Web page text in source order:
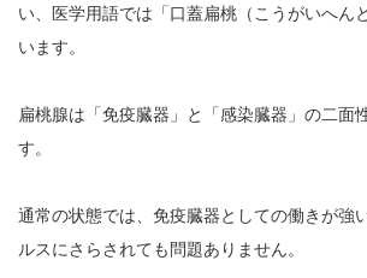
い、医学用語では「口蓋扁桃（こうがいへん
います。
扁桃腺は「免疫臓器」と「感染臓器」の二面
す。
通常の状態では、免疫臓器としての働きが強
ルスにさらされても問題ありません。